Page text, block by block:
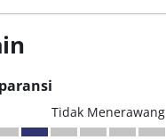
Tidak Menerawang